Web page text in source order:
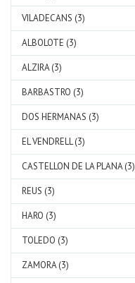
VILADECANS (3)
ALBOLOTE (3)
ALZIRA (3)
BARBASTRO (3)
DOS HERMANAS (3)
EL VENDRELL (3)
CASTELLON DE LA PLANA (3)
REUS (3)
HARO (3)
TOLEDO (3)
ZAMORA (3)